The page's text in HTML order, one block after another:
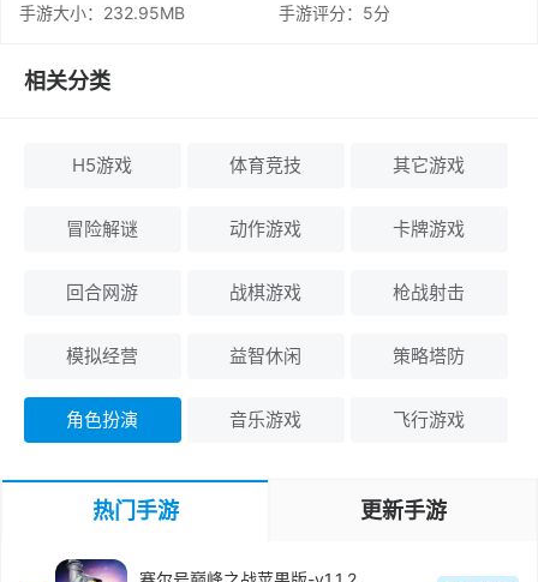
手游大小：232.95MB 手游评分： 5分
相关分类
H5游戏 体育竞技 其它游戏
冒险解谜 动作游戏 卡牌游戏
回合网游 战棋游戏 枪战射击
模拟经营 益智休闲 策略塔防
角色扮演 音乐游戏 飞行游戏
热门手游 更新手游